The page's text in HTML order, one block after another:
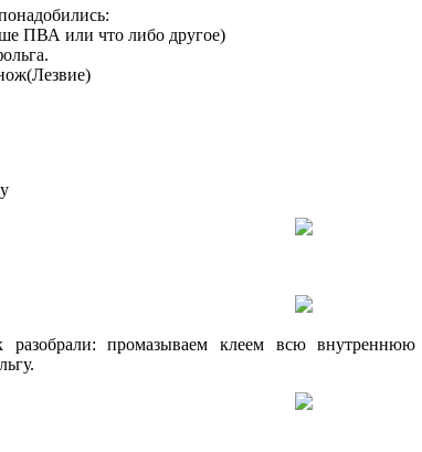
ПВА или что либо другое)
разобрали: промазываем клеем всю